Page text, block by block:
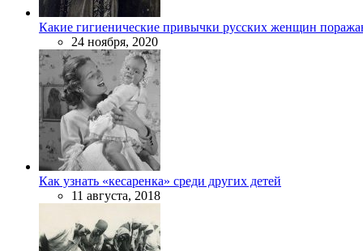
Какие гигиенические привычки русских женщин
24 ноября, 2020
Как узнать «кесаренка» среди других детей
11 августа, 2018